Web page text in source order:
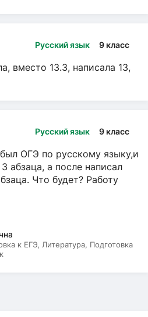
Русский язык 9 класс
вместо 13.3, написала 13,
Русский язык 9 класс
ОГЭ по русскому языку,и
абзаца, а после написал
Что будет? Работу
к ЕГЭ, Литература, Подготовка